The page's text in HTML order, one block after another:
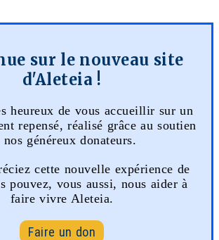
sur le nouveau site
d'Aleteia !
heureux de vous accueillir sur un
repensé, réalisé grâce au soutien
nos généreux donateurs.
cette nouvelle expérience de
pouvez, vous aussi, nous aider à
faire vivre Aleteia.
Faire un don